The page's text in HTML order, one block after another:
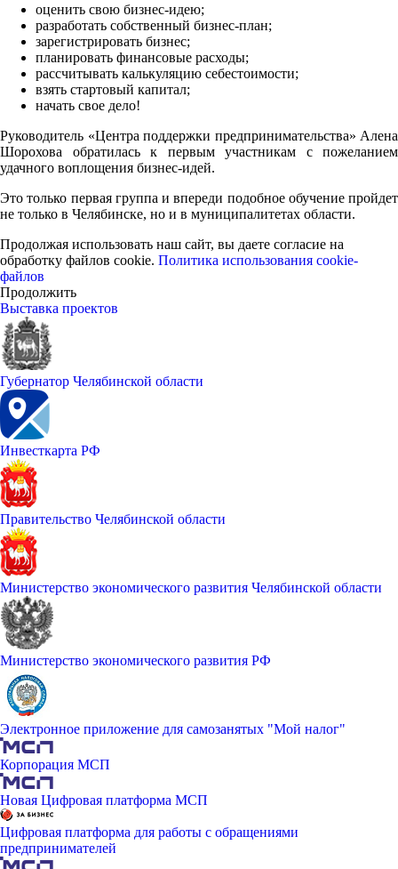
оценить свою бизнес-идею;
разработать собственный бизнес-план;
зарегистрировать бизнес;
планировать финансовые расходы;
рассчитывать калькуляцию себестоимости;
взять стартовый капитал;
начать свое дело!
Руководитель «Центра поддержки предпринимательства» Алена
Шорохова обратилась к первым участникам с пожеланием
удачного воплощения бизнес-идей.
Это только первая группа и впереди подобное обучение пройдет
не только в Челябинске, но и в муниципалитетах области.
Продолжая использовать наш сайт, вы даете согласие на
обработку файлов cookie. Политика использования cookie-
файлов
Продолжить
Выставка проектов
Губернатор Челябинской области
Инвесткарта РФ
Правительство Челябинской области
Министерство экономического развития Челябинской области
Министерство экономического развития РФ
Электронное приложение для самозанятых "Мой налог"
Корпорация МСП
Новая Цифровая платформа МСП
Цифровая платформа для работы с обращениями
предпринимателей